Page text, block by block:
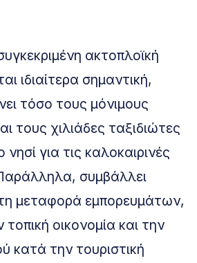
ακτοπλοϊκή
ιδιαίτερα σημαντική,
τόσο τους μόνιμους
τους χιλιάδες ταξιδιώτες
για τις καλοκαιρινές
συμβάλλει
μεταφορά εμπορευμάτων,
οικονομία και την
κατά την τουριστική